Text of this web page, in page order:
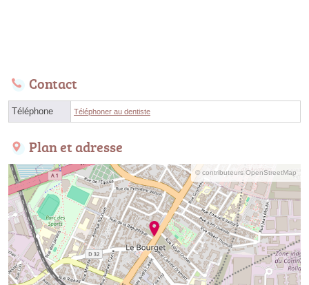
Contact
Téléphone Téléphoner au dentiste
Plan et adresse
© contributeurs OpenStreetMap